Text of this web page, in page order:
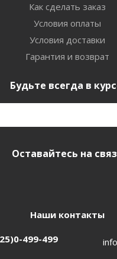
Как сделать заказ
Условия оплаты
Условия доставки
Гарантия и возврат
Будьте всегда в
Оставайтесь на
Наши контакты
499-499